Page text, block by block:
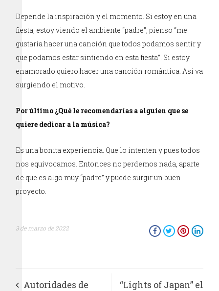
Depende la inspiración y el momento. Si estoy en una
fiesta, estoy viendo el ambiente “padre”, pienso “me
gustaría hacer una canción que todos podamos sentir y
que podamos estar sintiendo en esta fiesta”. Si estoy
enamorado quiero hacer una canción romántica. Así va
surgiendo el motivo.
Por último ¿Qué le recomendarías a alguien que se
quiere dedicar a la música?
Es una bonita experiencia. Que lo intenten y pues todos
nos equivocamos. Entonces no perdemos nada, aparte
de que es algo muy “padre” y puede surgir un buen
proyecto.
3 de marzo de 2022
Autoridades de “Lights of Japan” el